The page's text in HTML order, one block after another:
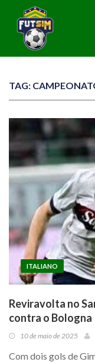
TAG:
ITALIANO
Reviravolta no
contra o Bologna
10 de maio de 2025
Com dois gols de